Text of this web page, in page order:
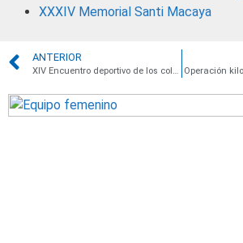
XXXIV Memorial Santi Macaya
ANTERIOR
Operación